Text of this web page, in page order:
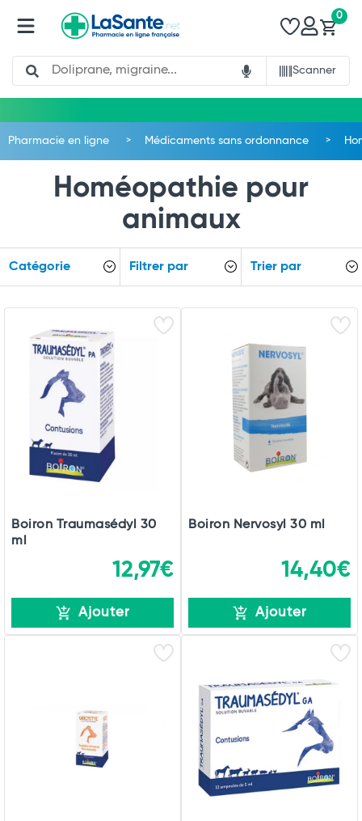
Search
Scanner
0
Commander
Pharmacie en ligne Médicaments sans ordonnance
Homéopathie pour
animaux
Catégorie Filtrer par Trier par
Boiron Traumasédyl 30
ml
12,97€
Ajouter
Boiron Nervosyl 30 ml
14,40€
Ajouter